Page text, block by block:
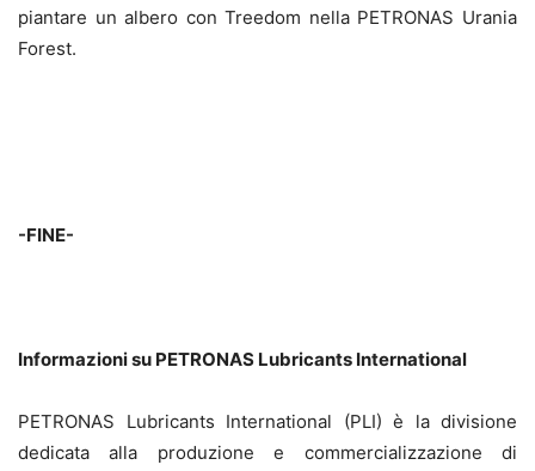
piantare un albero con Treedom nella PETRONAS Urania
Forest.
-FINE-
Informazioni su PETRONAS Lubricants International
PETRONAS Lubricants International (PLI) è la divisione
dedicata alla produzione e commercializzazione di